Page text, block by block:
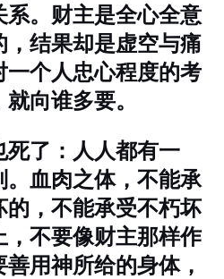
。财主是全心全意
结果却是虚空与痛
一个人忠心程度的考
向谁多要。
了：人人都有一
血肉之体，不能承
，不能承受不朽坏
不要像财主那样作
用神所给的身体，